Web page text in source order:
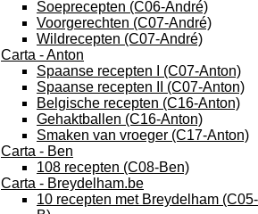
Soeprecepten (C06-André)
Voorgerechten (C07-André)
Wildrecepten (C07-André)
Carta - Anton
Spaanse recepten I (C07-Anton)
Spaanse recepten II (C07-Anton)
Belgische recepten (C16-Anton)
Gehaktballen (C16-Anton)
Smaken van vroeger (C17-Anton)
Carta - Ben
108 recepten (C08-Ben)
Carta - Breydelham.be
10 recepten met Breydelham (C05-